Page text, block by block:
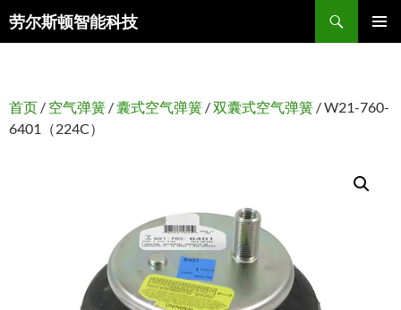
劳尔斯顿智能科技
搜
索
首页 / 空气弹簧 / 囊式空气弹簧 /双囊式空气弹簧 / W21-760-
6401（224C）